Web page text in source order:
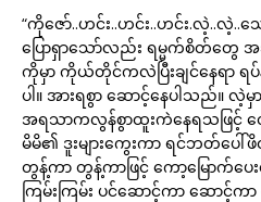
“ကိုဇော်..ဟင်း..ဟင်း..ဟင်း.လဲ့..လဲ့..
ပြောရှာသော်လည်း ရမ္မက်စိတ်တွေ
ကိုမှာ ကိုယ်တိုင်ကလဲပြီးချင်နေရာ ရပ်
ပါ။ အားရစွာ ဆောင့်နေပါသည်။ လဲ့
အရသာကလွန်စွာထူးကဲနေရသဖြင့် ဇ
မိမိ၏ ဒူးများကွေးကာ ရင်ဘတ်ပေါ်
တွန့်ကာ တွန့်ကာဖြင့် ကော့မြောက်ပ
ကြမ်းကြမ်း ပင်ဆောင့်ကာ ဆောင့်